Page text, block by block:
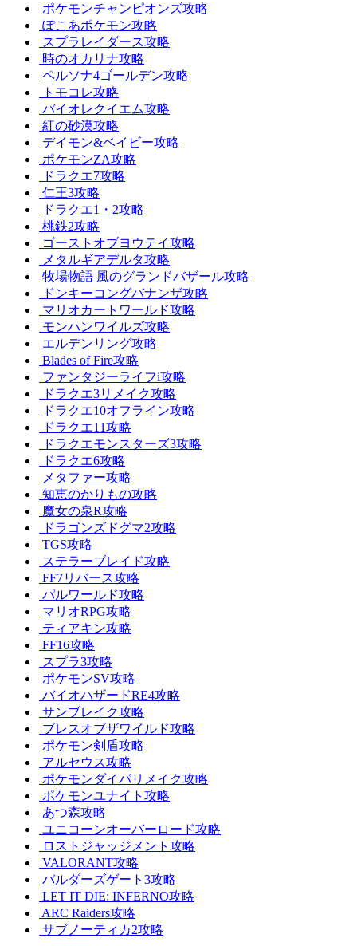
ポケモンチャンピオンズ攻略
ぽこあポケモン攻略
スプラレイダース攻略
時のオカリナ攻略
ペルソナ4ゴールデン攻略
トモコレ攻略
バイオレクイエム攻略
紅の砂漠攻略
デイモン&ベイビー攻略
ポケモンZA攻略
ドラクエ7攻略
仁王3攻略
ドラクエ1・2攻略
桃鉄2攻略
ゴーストオブヨウテイ攻略
メタルギアデルタ攻略
牧場物語 風のグランドバザール攻略
ドンキーコングバナンザ攻略
マリオカートワールド攻略
モンハンワイルズ攻略
エルデンリング攻略
Blades of Fire攻略
ファンタジーライフi攻略
ドラクエ3リメイク攻略
ドラクエ10オフライン攻略
ドラクエ11攻略
ドラクエモンスターズ3攻略
ドラクエ6攻略
メタファー攻略
知恵のかりもの攻略
魔女の泉R攻略
ドラゴンズドグマ2攻略
TGS攻略
ステラーブレイド攻略
FF7リバース攻略
パルワールド攻略
マリオRPG攻略
ティアキン攻略
FF16攻略
スプラ3攻略
ポケモンSV攻略
バイオハザードRE4攻略
サンブレイク攻略
ブレスオブザワイルド攻略
ポケモン剣盾攻略
アルセウス攻略
ポケモンダイパリメイク攻略
ポケモンユナイト攻略
あつ森攻略
ユニコーンオーバーロード攻略
ロストジャッジメント攻略
VALORANT攻略
バルダーズゲート3攻略
LET IT DIE: INFERNO攻略
ARC Raiders攻略
サブノーティカ2攻略